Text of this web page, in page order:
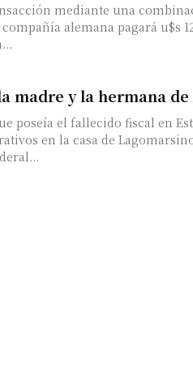
mediante una
alemana pagará u$s
madre y la hermana de
poseía el fallecido fiscal en
en la casa de
Federal...